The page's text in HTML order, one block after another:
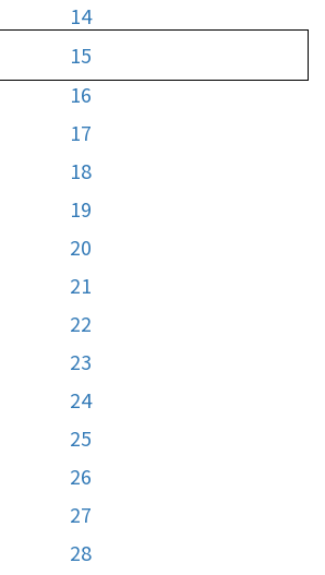
14
15
16
17
18
19
20
21
22
23
24
25
26
27
28